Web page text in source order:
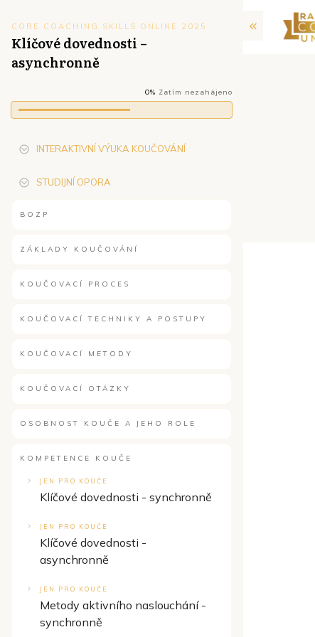
CORE COACHING SKILLS ONLINE 2025
Klíčové dovednosti –
asynchronně
0% Zatím nezahájeno
INTERAKTIVNÍ VÝUKA KOUČOVÁNÍ
STUDIJNÍ OPORA
BOZP
ZÁKLADY KOUČOVÁNÍ
KOUČOVACÍ PROCES
KOUČOVACÍ TECHNIKY A POSTUPY
KOUČOVACÍ METODY
KOUČOVACÍ OTÁZKY
OSOBNOST KOUČE A JEHO ROLE
KOMPETENCE KOUČE
JEN PRO KOUČE
Klíčové dovednosti - synchronně
JEN PRO KOUČE
Klíčové dovednosti -
asynchronně
JEN PRO KOUČE
Metody aktivního naslouchání -
synchronně